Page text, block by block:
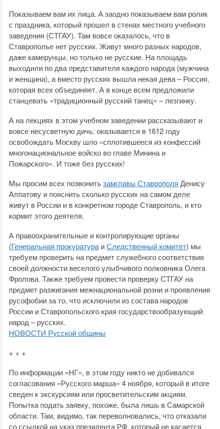
Показываем вам их лица. А заодно показываем вам ролик
с праздника, который прошел в стенах местного учебного
заведения (СТГАУ). Там вовсе оказалось, что в
Ставрополье нет русских. Живут много разных народов,
даже камерунцы, но только не русские. На площадь
выходили по два представителя каждого народа (мужчина
и женщина), а вместо русских вышла некая дева – Россия,
которая всех объединяет. А в конце всем предложили
станцевать «традиционный русский танец» – лезгинку.
А на лекциях в этом учебном заведении рассказывают и
вовсе несусветную дичь: оказывается в 1612 году
освобождать Москву шло «сплотившееся из конфессий
многонациональное войско во главе Минина и
Пожарского». И тоже без русских!
Мы просим всех позвонитьзамглавы Ставрополя Денису
Алпатову и пояснить сколько русских на самом деле
живут в России и в конкретном городе Ставрополь, и кто
кормит этого деятеля.
А правоохранительные и контролирующие органы
(Генеральная прокуратураиСледственный комитет) мы
требуем проверить на предмет служебного соответствия
своей должности веселого улыбчивого полковника Олега
Фролова. Также требуем провести проверку СТГАУ на
предмет разжигания межнациональной розни и проявления
русофобии за то, что исключили из состава народов
России и Ставропольского края государствообразующий
народ – русских.
НОВОСТИ Русской общины
+ + +
По информации «НГ», в этом году никто не добивался
согласования «Русского марша» 4 ноября, который в итоге
сведен к экскурсиям или просветительским акциям.
Попытка подать заявку, похоже, была лишь в Самарской
области. Там, видимо, так переволновались, что отказали
со ссылкой на указ президента РФ, который не касается